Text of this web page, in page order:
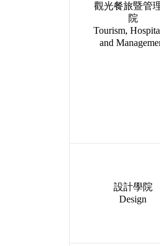
觀光餐旅暨管
院
Tourism,
and
設計學院
Design